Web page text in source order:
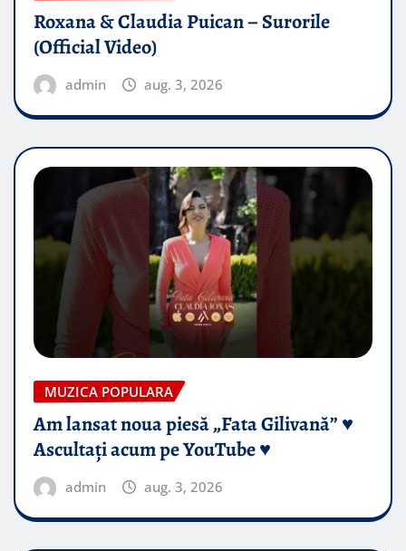
Roxana & Claudia Puican – Surorile
(Official Video)
admin aug. 3, 2026
MUZICA POPULARA
Am lansat noua piesă „Fata Gilivană” ♥️
Ascultați acum pe YouTube ♥️
admin aug. 3, 2026